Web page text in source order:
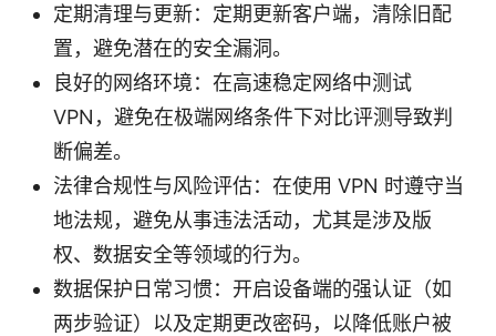
定期清理与更新：定期更新客户端，清除旧配
置，避免潜在的安全漏洞。
良好的网络环境：在高速稳定网络中测试
VPN，避免在极端网络条件下对比评测导致判
断偏差。
法律合规性与风险评估：在使用 VPN 时遵守当
地法规，避免从事违法活动，尤其是涉及版
权、数据安全等领域的行为。
数据保护日常习惯：开启设备端的强认证（如
两步验证）以及定期更改密码，以降低账户被